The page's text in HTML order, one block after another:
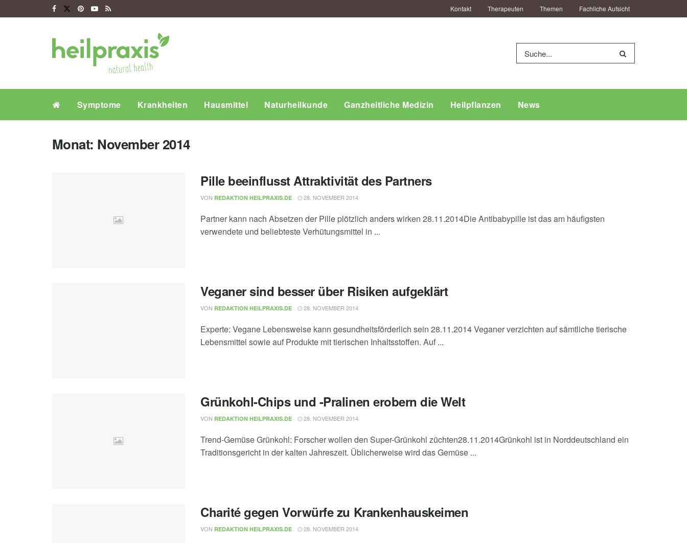
Kontakt Therapeuten Themen Fachliche Aufsicht
Symptome Krankheiten Hausmittel Naturheilkunde Ganzheitliche Medizin Heilpflanzen News
Monat: November 2014
Pille beeinflusst Attraktivität des Partners
VON REDAKTION HEILPRAXIS.DE 28. NOVEMBER 2014
Partner kann nach Absetzen der Pille plötzlich anders wirken 28.11.2014Die Antibabypille ist das am häufigsten
verwendete und beliebteste Verhütungsmittel in ...
Veganer sind besser über Risiken aufgeklärt
VON REDAKTION HEILPRAXIS.DE 28. NOVEMBER 2014
Experte: Vegane Lebensweise kann gesundheitsförderlich sein 28.11.2014 Veganer verzichten auf sämtliche tierische
Lebensmittel sowie auf Produkte mit tierischen Inhaltsstoffen. Auf ...
Grünkohl-Chips und -Pralinen erobern die Welt
VON REDAKTION HEILPRAXIS.DE 28. NOVEMBER 2014
Trend-Gemüse Grünkohl: Forscher wollen den Super-Grünkohl züchten28.11.2014Grünkohl ist in Norddeutschland ein
Traditionsgericht in der kalten Jahreszeit. Üblicherweise wird das Gemüse ...
Charité gegen Vorwürfe zu Krankenhauskeimen
VON REDAKTION HEILPRAXIS.DE 28. NOVEMBER 2014